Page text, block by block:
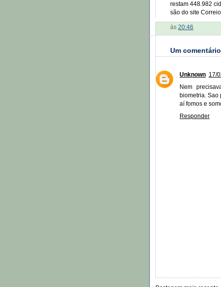
restam 448.982
são do site
às 20:46
Um
Unknown 17/
Nem
biometria. Sao
aí fomos e
Responder